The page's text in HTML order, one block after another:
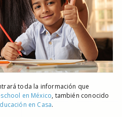
toda la información que
en México, también conocido
en Casa.